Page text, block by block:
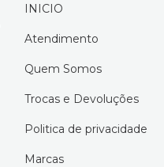
INICIO
Atendimento
Quem Somos
Trocas e Devoluções
Politica de privacidade
Marcas